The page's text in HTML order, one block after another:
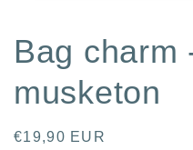
Bag charm
musketon
Normale
€19,90 EUR